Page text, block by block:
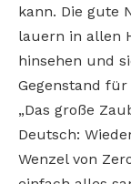
kann. Die gute
lauern in allen
hinsehen und
Gegenstand
„Das große
Deutsch:
Wenzel von